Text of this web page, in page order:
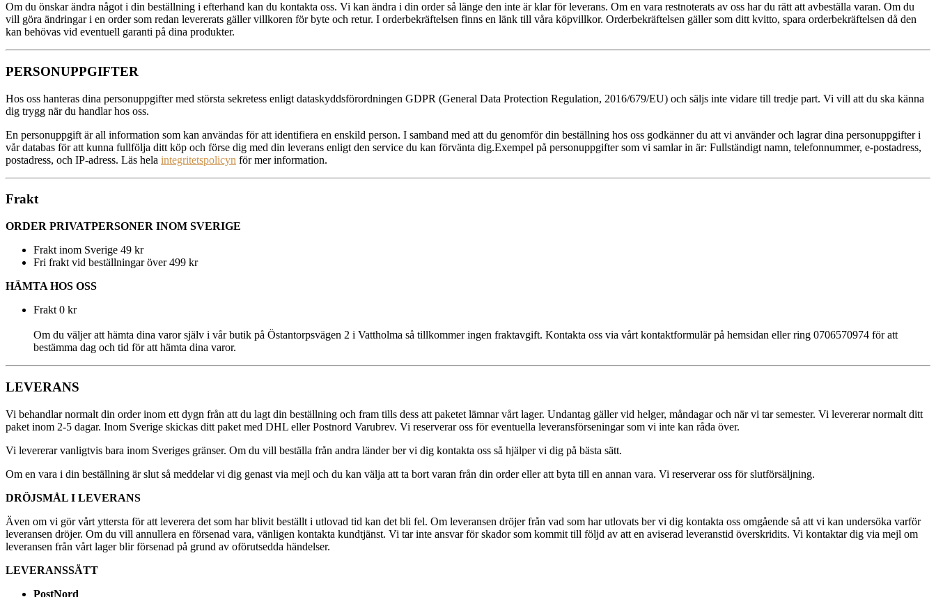
Om du önskar ändra något i din beställning i efterhand kan du kontakta oss. Vi kan ändra i din order så länge den inte är klar för leverans. Om en vara restnoterats av oss har du rätt att avbeställa varan. Om du
vill göra ändringar i en order som redan levererats gäller villkoren för byte och retur. I orderbekräftelsen finns en länk till våra köpvillkor. Orderbekräftelsen gäller som ditt kvitto, spara orderbekräftelsen då den
kan behövas vid eventuell garanti på dina produkter.
PERSONUPPGIFTER
Hos oss hanteras dina personuppgifter med största sekretess enligt dataskyddsförordningen GDPR (General Data Protection Regulation, 2016/679/EU) och säljs inte vidare till tredje part. Vi vill att du ska känna
dig trygg när du handlar hos oss.
En personuppgift är all information som kan användas för att identifiera en enskild person. I samband med att du genomför din beställning hos oss godkänner du att vi använder och lagrar dina personuppgifter i
vår databas för att kunna fullfölja ditt köp och förse dig med din leverans enligt den service du kan förvänta dig.Exempel på personuppgifter som vi samlar in är: Fullständigt namn, telefonnummer, e-postadress,
postadress, och IP-adress. Läs hela integritetspolicyn för mer information.
Frakt
ORDER PRIVATPERSONER INOM SVERIGE
Frakt inom Sverige 49 kr
Fri frakt vid beställningar över 499 kr
HÄMTA HOS OSS
Frakt 0 kr
Om du väljer att hämta dina varor själv i vår butik på Östantorpsvägen 2 i Vattholma så tillkommer ingen fraktavgift. Kontakta oss via vårt kontaktformulär på hemsidan eller ring 0706570974 för att
bestämma dag och tid för att hämta dina varor.
LEVERANS
Vi behandlar normalt din order inom ett dygn från att du lagt din beställning och fram tills dess att paketet lämnar vårt lager. Undantag gäller vid helger, måndagar och när vi tar semester. Vi levererar normalt ditt
paket inom 2-5 dagar. Inom Sverige skickas ditt paket med DHL eller Postnord Varubrev. Vi reserverar oss för eventuella leveransförseningar som vi inte kan råda över.
Vi levererar vanligtvis bara inom Sveriges gränser. Om du vill beställa från andra länder ber vi dig kontakta oss så hjälper vi dig på bästa sätt.
Om en vara i din beställning är slut så meddelar vi dig genast via mejl och du kan välja att ta bort varan från din order eller att byta till en annan vara. Vi reserverar oss för slutförsäljning.
DRÖJSMÅL I LEVERANS
Även om vi gör vårt yttersta för att leverera det som har blivit beställt i utlovad tid kan det bli fel. Om leveransen dröjer från vad som har utlovats ber vi dig kontakta oss omgående så att vi kan undersöka varför
leveransen dröjer. Om du vill annullera en försenad vara, vänligen kontakta kundtjänst. Vi tar inte ansvar för skador som kommit till följd av att en aviserad leveranstid överskridits. Vi kontaktar dig via mejl om
leveransen från vårt lager blir försenad på grund av oförutsedda händelser.
LEVERANSSÄTT
PostNord